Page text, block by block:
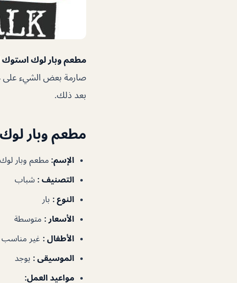
مطعم وبار لوك استوك Lock, Stock & Barrel
صارمة بعض الشيء على
بعد ذلك.
مطعم وبار
الإسم: مطعم وبار
التصنيف : شباب
النوع : بار
الأسعار : متوسطة
الأطفال : غير مناسب
الموسيقى : يوجد
مواعيد العمل: